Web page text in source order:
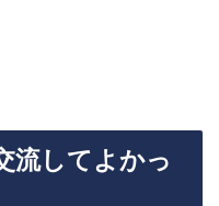
流してよかっ